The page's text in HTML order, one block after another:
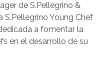
de S.Pellegrino &
S.Pellegrino Young Chef
a fomentar la
en el desarrollo de su